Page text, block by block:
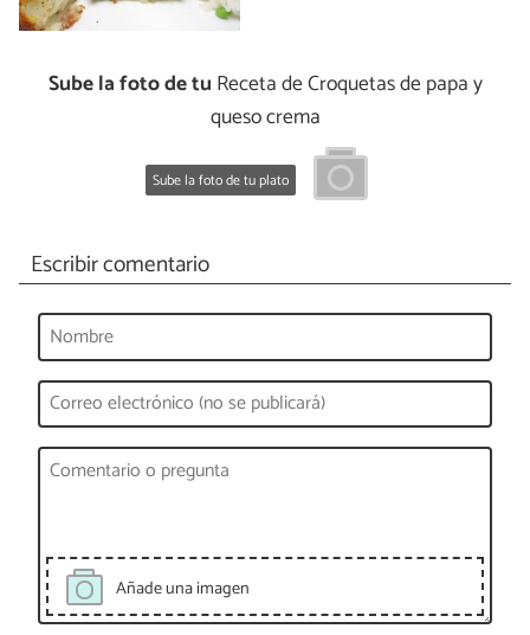
Sube la foto de tu Receta de Croquetas de papa y
queso crema
Sube la foto de tu plato
Escribir comentario
Añade una imagen